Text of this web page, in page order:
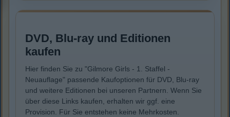
DVD, Blu-ray und Editionen
kaufen
Hier finden Sie zu "Gilmore Girls - 1. Staffel -
Neuauflage" passende Kaufoptionen für DVD, Blu-ray
und weitere Editionen bei unseren Partnern. Wenn Sie
über diese Links kaufen, erhalten wir ggf. eine
Provision. Für Sie entstehen keine Mehrkosten.